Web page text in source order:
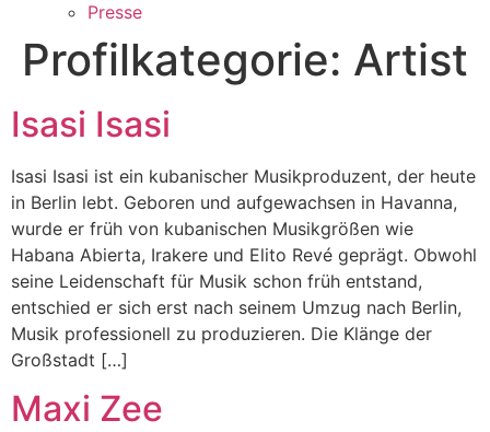
Presse
Profilkategorie: Artist
Isasi Isasi
Isasi Isasi ist ein kubanischer Musikproduzent, der heute
in Berlin lebt. Geboren und aufgewachsen in Havanna,
wurde er früh von kubanischen Musikgrößen wie
Habana Abierta, Irakere und Elito Revé geprägt. Obwohl
seine Leidenschaft für Musik schon früh entstand,
entschied er sich erst nach seinem Umzug nach Berlin,
Musik professionell zu produzieren. Die Klänge der
Großstadt […]
Maxi Zee